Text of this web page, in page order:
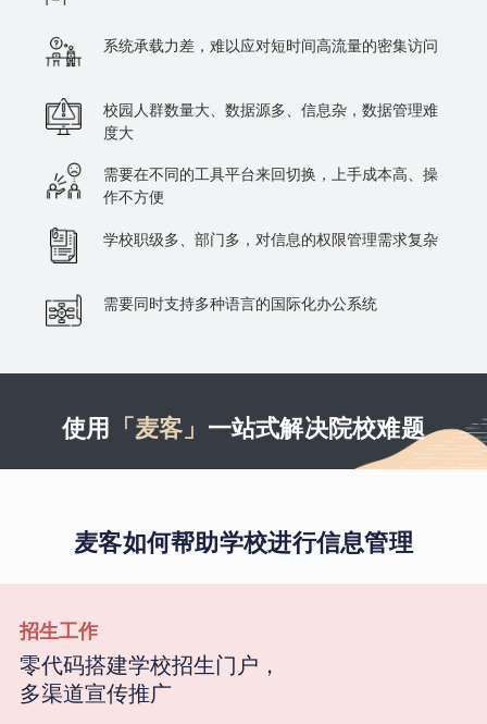
系统承载力差，难以应对短时间高流量的密集访问
校园人群数量大、数据源多、信息杂，数据管理难
度大
需要在不同的工具平台来回切换，上手成本高、操
作不方便
学校职级多、部门多，对信息的权限管理需求复杂
需要同时支持多种语言的国际化办公系统
使用 「麦客」 一站式解决院校难题
麦客如何帮助学校进行信息管理
招生工作
零代码搭建学校招生门户，
多渠道宣传推广